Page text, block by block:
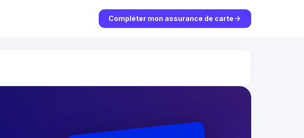
Compléter mon assurance de carte